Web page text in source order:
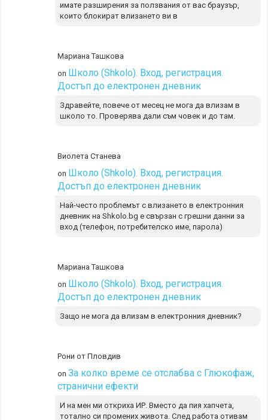
имате разширения за ползвания от вас браузър,
които блокират влизането ви в
Мариана Ташкова
on Школо (Shkolo). Вход, регистрация.
Достъп до електронен дневник
Здравейте, повече от месец не мога да влизам в
школо то. Проверява дали съм човек и до там.
Виолета Станева
on Школо (Shkolo). Вход, регистрация.
Достъп до електронен дневник
Най-често проблемът с влизането в електронния
дневник на Shkolo.bg е свързан с грешни данни за
вход (телефон, потребителско име, парола)
Мариана Ташкова
on Школо (Shkolo). Вход, регистрация.
Достъп до електронен дневник
Защо не мога да влизам в електронния дневник?
Рони от Пловдив
onЗа колко време се отслабва с Глюкофаж,
странични ефекти
И на мен ми откриха ИР. Вместо да пия хапчета,
тотално си промених живота. След работа отивам